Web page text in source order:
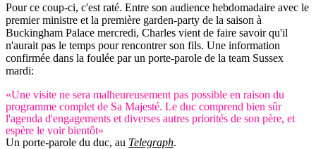
Pour ce coup-ci, c'est raté. Entre son audience hebdomadaire avec le
premier ministre et la première garden-party de la saison à
Buckingham Palace mercredi, Charles vient de faire savoir qu'il
n'aurait pas le temps pour rencontrer son fils. Une information
confirmée dans la foulée par un porte-parole de la team Sussex
mardi:
«Une visite ne sera malheureusement pas possible en raison du
programme complet de Sa Majesté. Le duc comprend bien sûr
l'agenda d'engagements et diverses autres priorités de son père, et
espère le voir bientôt»
Un porte-parole du duc, au Telegraph.